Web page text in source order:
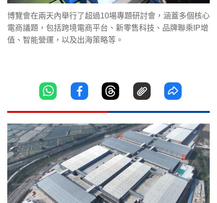
博覽會在兩天內舉行了超過10場專題研討會，涵蓋多個核心
電商議題，包括跨境電商平台、新零售科技、品牌聯乘IP增
值、智能營運，以及出海策略等。